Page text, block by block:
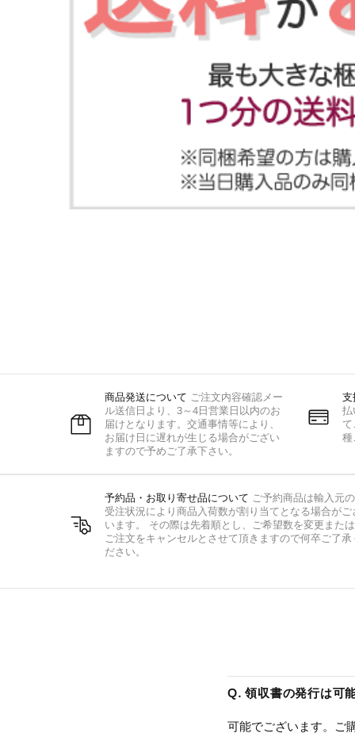
商品発送について ご注文内容確認メー
ル送信日より、3～4日営業日以内のお
届けとなります。交通事情等により、
お届け日に遅れが生じる場合がござい
ますので予めご了承下さい。
支
払
て
種
予約品・お取り寄せ品について ご予約商品は輸入元の
受注状況により商品入荷数が割り当てとなる場合がご
います。 その際は先着順とし、ご希望数を変更または
ご注文をキャンセルとさせて頂きますので何卒ご了承
ださい。
Q. 領収書の発行は可
可能でございます。ご